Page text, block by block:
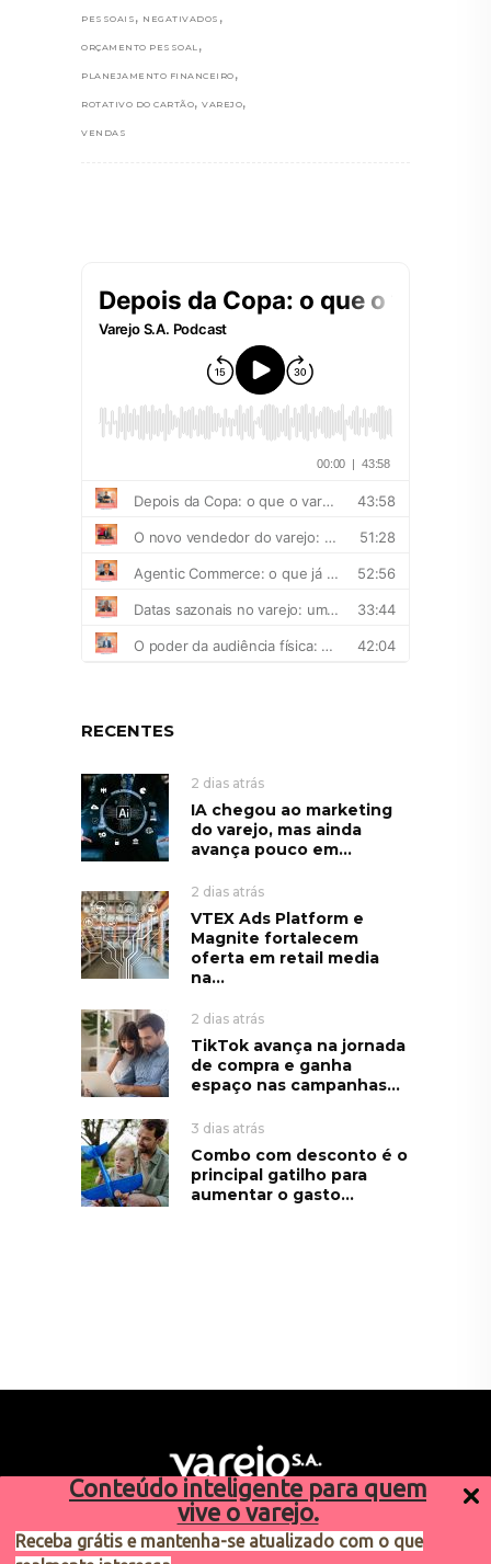
Conteúdo inteligente para quem
vive o varejo.
Receba grátis e mantenha-se atualizado com o que
PESSOAIS , NEGATIVADOS ,
ORÇAMENTO PESSOAL ,
PLANEJAMENTO FINANCEIRO ,
ROTATIVO DO CARTÃO, VAREJO,
VENDAS
RECENTES
2 dias atrás
IA chegou ao marketing
do varejo, mas ainda
avança pouco em...
2 dias atrás
VTEX Ads Platform e
Magnite fortalecem
oferta em retail media
na...
2 dias atrás
TikTok avança na jornada
de compra e ganha
espaço nas campanhas...
3 dias atrás
Combo com desconto é o
principal gatilho para
aumentar o gasto...